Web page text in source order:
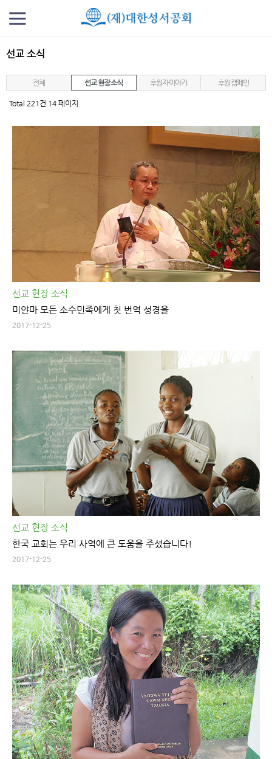
선교 소식
전체 선교 현장 소식 후원자 이야기 후원 캠페인
Total 221건 14 페이지
선교 현장 소식
미얀마 모든 소수민족에게 첫 번역 성경을
2017-12-25
선교 현장 소식
한국 교회는 우리 사역에 큰 도움을 주셨습니다!
2017-12-25